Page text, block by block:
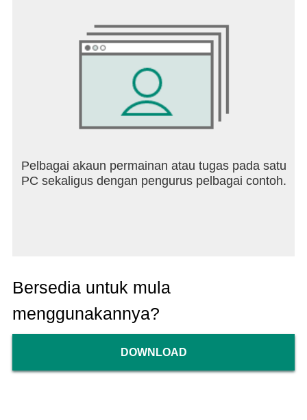
Pelbagai akaun permainan atau tugas pada satu
PC sekaligus dengan pengurus pelbagai contoh.
Bersedia untuk mula
menggunakannya?
DOWNLOAD